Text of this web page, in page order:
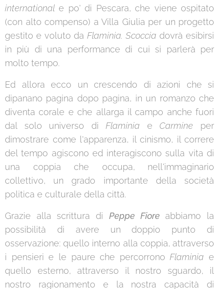
international e po' di Pescara, che viene ospitato
(con alto compenso) a Villa Giulia per un progetto
gestito e voluto da Flaminia. Scoccia dovrà esibirsi
in più di una performance di cui si parlerà per
molto tempo.
Ed allora ecco un crescendo di azioni che si
dipanano pagina dopo pagina, in un romanzo che
diventa corale e che allarga il campo anche fuori
dal solo universo diFlaminia e Carmine per
dimostrare come l'apparenza, il cinismo, il correre
del tempo agiscono ed interagiscono sulla vita di
una coppia che occupa, nell'immaginario
collettivo, un grado importante della società
politica e culturale della città.
Grazie alla scrittura di Peppe Fiore abbiamo la
possibilità di avere un doppio punto di
osservazione: quello interno alla coppia, attraverso
i pensieri e le paure che percorronoFlaminia e
quello esterno, attraverso il nostro sguardo, il
nostro ragionamento e la nostra capacità di